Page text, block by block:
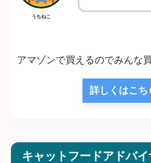
うちねこ
アマゾンで買えるのでみんな
詳しくはこち
キャットフードアドバ